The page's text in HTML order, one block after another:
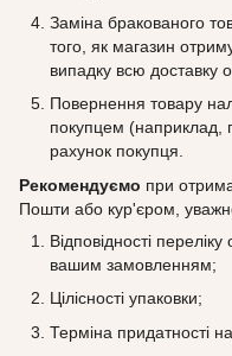
Замiна бракованого
того, як магазин
випадку всю доставку
Повернення товару
покупцем (наприклад,
рахунок покупця.
Рекомендуємо при
Пошти або кур'єром,
Вiдповiдностi переліку
вашим замовленням;
Цiлiсностi упаковки;
Термiна придатності